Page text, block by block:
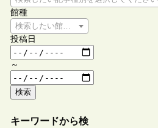
館種
検索したい館種を選択してください
投稿日
～
検索
キーワードから検